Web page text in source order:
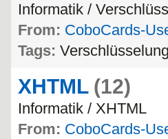
Informatik /
From: CoboCards-
Tags:
XHTML (12)
Informatik / XHTML
From: CoboCards-